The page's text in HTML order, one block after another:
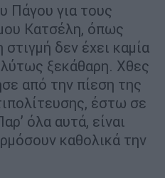
Πάγου για τους
Κατσέλη, όπως
δεν έχει καμία
ξεκάθαρη. Χθες
από την πίεση της
έστω σε
όλα αυτά, είναι
καθολικά την